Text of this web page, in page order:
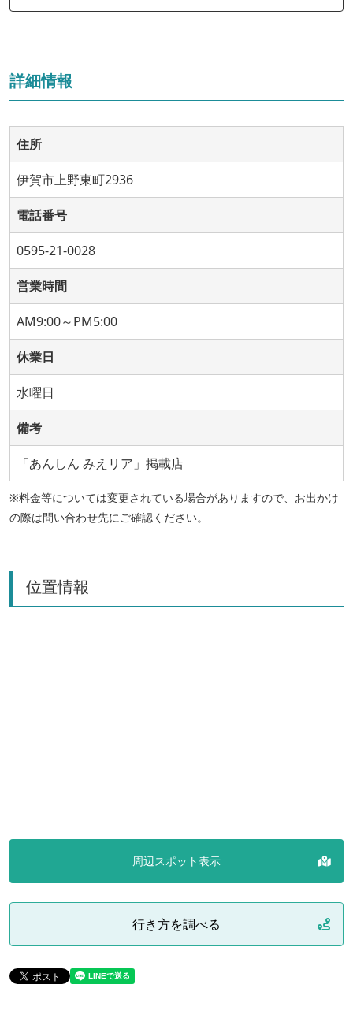
詳細情報
住所
伊賀市上野東町2936
電話番号
0595-21-0028
営業時間
AM9:00～PM5:00
休業日
水曜日
備考
「あんしん みえリア」掲載店
※料金等については変更されている場合がありますので、お出かけ
の際は問い合わせ先にご確認ください。
位置情報
周辺スポット表示
行き方を調べる